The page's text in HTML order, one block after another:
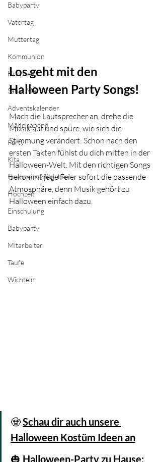
Babyparty
Vatertag
Muttertag
Kommunion
Hochzeit
Sankt Martin
Adventskalender
Mädelsabend
Party
Kita
Hochzeits-Mitgebsel
Hochzeit
Einschulung
Babyparty
Mitarbeiter
Taufe
Wichteln
Los geht mit den
Halloween Party Songs!
Mach die Lautsprecher an, drehe die
Musik auf und spüre, wie sich die
Stimmung verändert: Schon nach den
ersten Takten fühlst du dich mitten in der
Halloween-Welt. Mit den richtigen Songs
bekommt jede Feier sofort die passende
Atmosphäre, denn Musik gehört zu
Halloween einfach dazu.
🧟 Schau dir auch unsere
Halloween Kostüm Ideen an
🎃 Halloween-Party zu Hause: